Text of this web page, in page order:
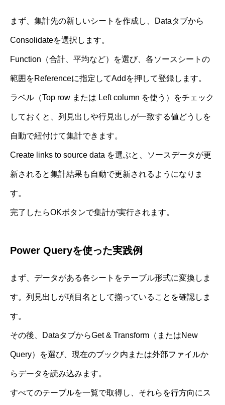
まず、集計先の新しいシートを作成し、Dataタブから
Consolidateを選択します。
Function（合計、平均など）を選び、各ソースシートの
範囲をReferenceに指定してAddを押して登録します。
ラベル（Top row または Left column を使う）をチェック
しておくと、列見出しや行見出しが一致する値どうしを
自動で紐付けて集計できます。
Create links to source data を選ぶと、ソースデータが更
新されると集計結果も自動で更新されるようになりま
す。
完了したらOKボタンで集計が実行されます。
Power Queryを使った実践例
まず、データがある各シートをテーブル形式に変換しま
す。列見出しが項目名として揃っていることを確認しま
す。
その後、DataタブからGet & Transform（またはNew
Query）を選び、現在のブック内または外部ファイルか
らデータを読み込みます。
すべてのテーブルを一覧で取得し、それらを行方向にス